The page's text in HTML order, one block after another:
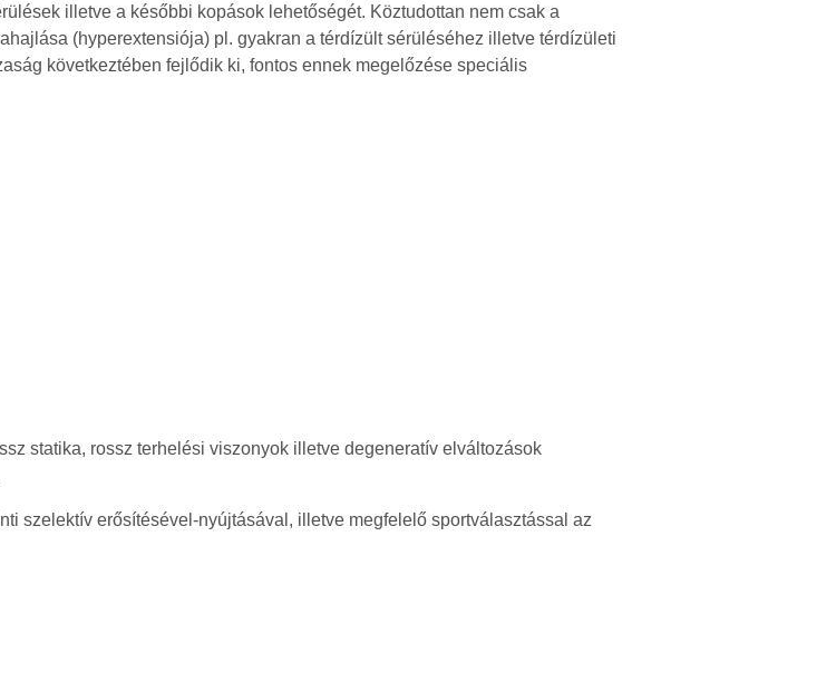
illetve a későbbi kopások lehetőségét. Köztudottan nem csak a
(hyperextensiója) pl. gyakran a térdízült sérüléséhez illetve térdízületi
következtében fejlődik ki, fontos ennek megelőzése speciális
statika, rossz terhelési viszonyok illetve degeneratív elváltozások
szelektív erősítésével-nyújtásával, illetve megfelelő sportválasztással az